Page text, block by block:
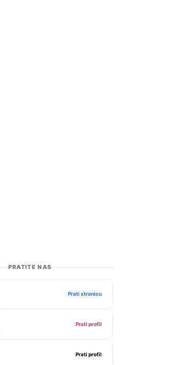
PRATITE NAS
Prati stranicu
Prati profil
Prati profil